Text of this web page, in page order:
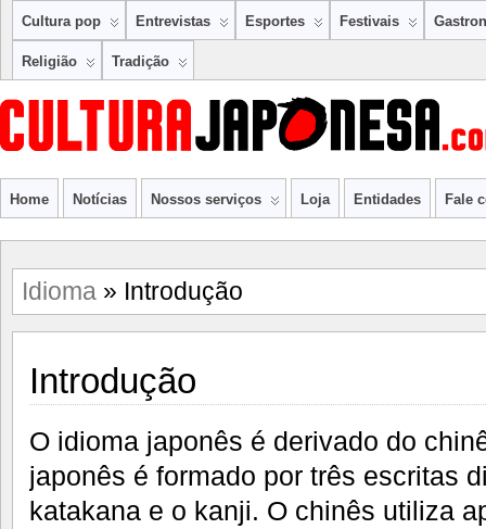
Cultura pop Entrevistas Esportes Festivais
Religião Tradição
Home Notícias Nossos serviços Loja Entidades Fale
Idioma » Introdução
Introdução
O idioma japonês é derivado do
japonês é formado por três escritas
katakana e o kanji. O chinês utiliza